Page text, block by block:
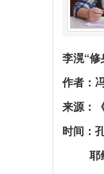
李滉“修
作者：
来源：
时间：
耶稣